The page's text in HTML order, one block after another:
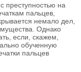
преступностью на
пальцев,
немало дел,
Однако
если, скажем,
обученную
пальцев